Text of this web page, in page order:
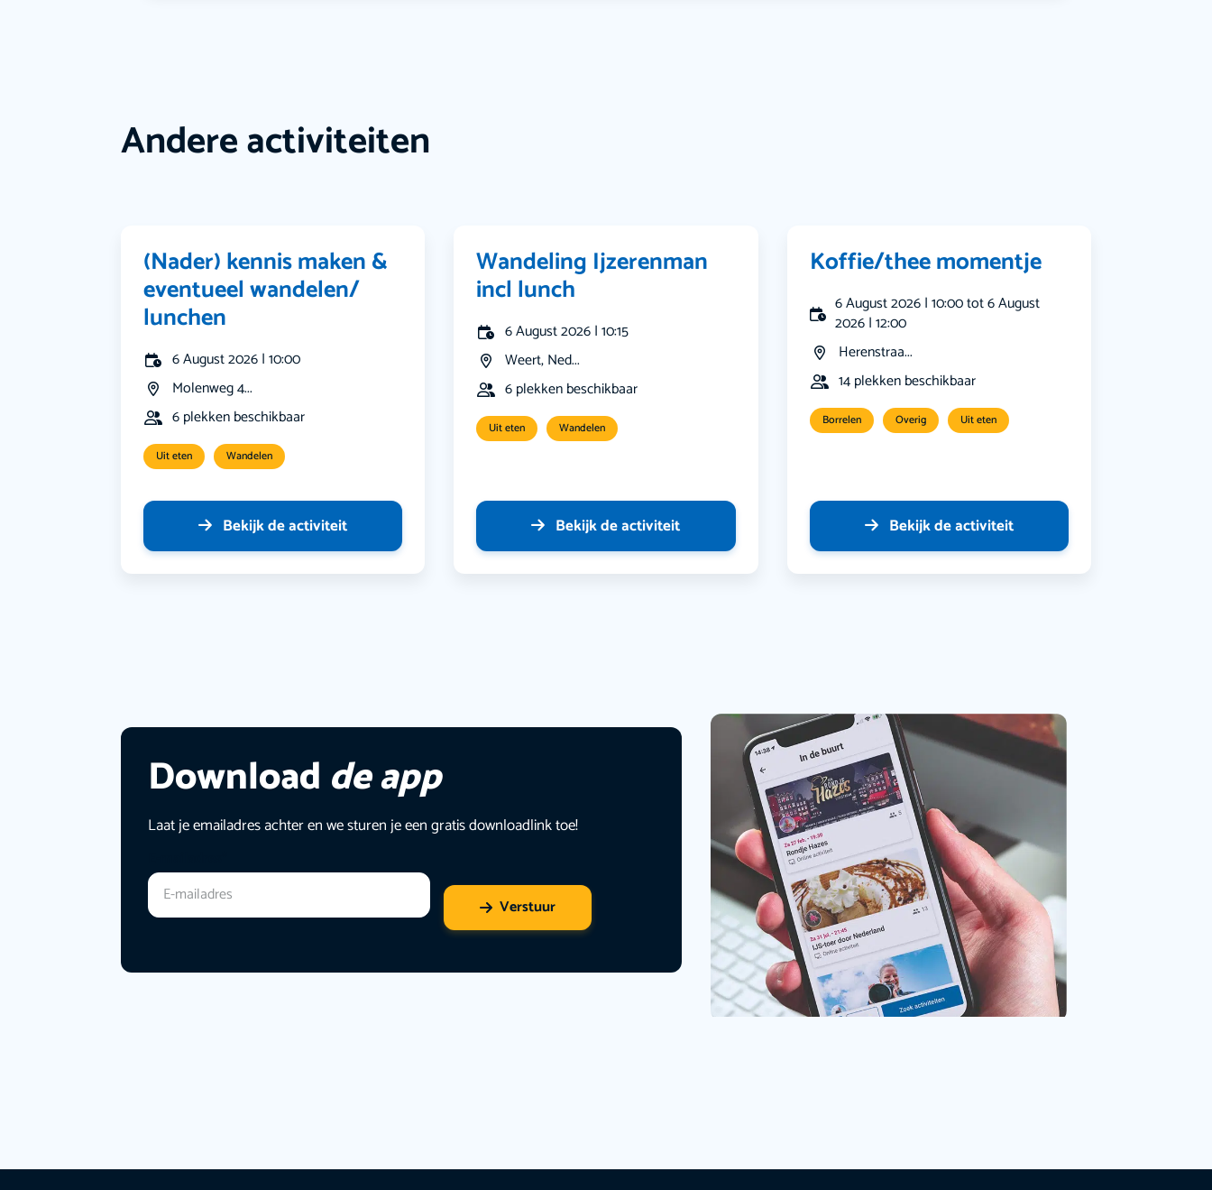
Andere activiteiten
(Nader) kennis maken &
eventueel wandelen/
lunchen
6 August 2026 | 10:00
Molenweg 4...
6 plekken beschikbaar
Uit eten Wandelen
Bekijk de activiteit
Wandeling Ijzerenman
incl lunch
6 August 2026 | 10:15
Weert, Ned...
6 plekken beschikbaar
Uit eten Wandelen
Bekijk de activiteit
Koffie/thee momentje
6 August 2026 | 10:00 tot 6 August
2026 | 12:00
Herenstraa...
14 plekken beschikbaar
Borrelen Overig Uit eten
Bekijk de activiteit
Download de app
Laat je emailadres achter en we sturen je een gratis downloadlink toe!
Verstuur